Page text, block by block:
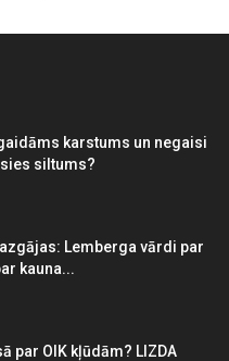
karstums un negaisi
siltums?
Lemberga vārdi par
kauna...
par OIK kļūdām? LIZDA